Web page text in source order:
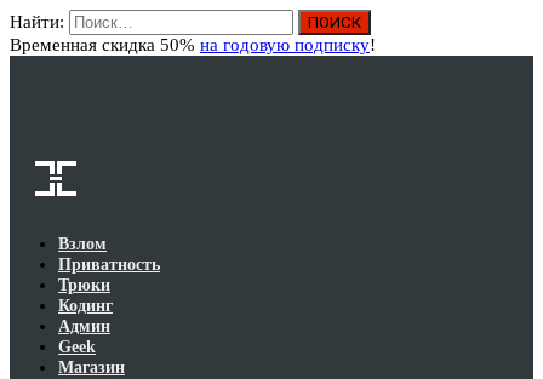
Найти:
Временная скидка 50% на годовую подписку!
Взлом
Приватность
Трюки
Кодинг
Админ
Geek
Магазин